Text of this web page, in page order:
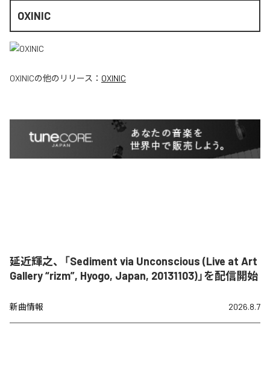
OXINIC
OXINICの他のリリース： OXINIC
延近輝之、「Sediment via Unconscious (Live at Art
Gallery “rizm”, Hyogo, Japan, 20131103)」を配信開始
新曲情報 2026.8.7